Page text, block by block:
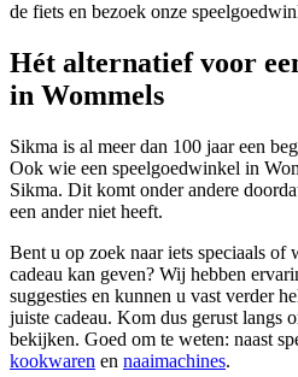
de fiets en bezoek onze
Hét alternatief voor
in Wommels
Sikma is al meer dan 100 jaar een
Ook wie een speelgoedwinkel in
Sikma. Dit komt onder andere
een ander niet heeft.
Bent u op zoek naar iets speciaals of
cadeau kan geven? Wij hebben
suggesties en kunnen u vast verder
juiste cadeau. Kom dus gerust langs
bekijken. Goed om te weten: naast
kookwaren en naaimachines.